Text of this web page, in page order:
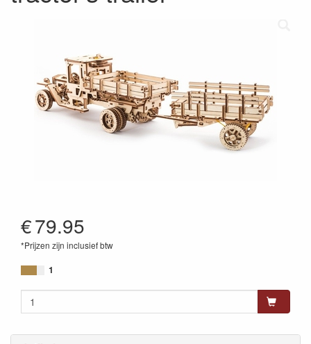
€79.95
*Prijzen zijn inclusief btw
4820184120143
1